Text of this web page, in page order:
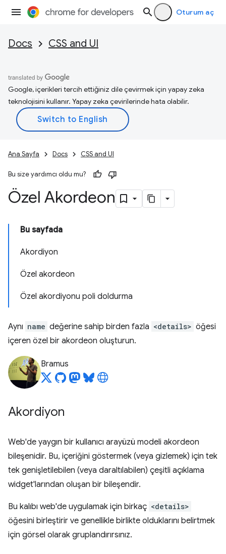
Oturum aç
Docs CSS and UI
Google, içerikleri tercih ettiğiniz dile çevirmek için yapay zeka
teknolojisini kullanır. Yapay zeka çevirilerinde hata olabilir.
Ana Sayfa Docs CSS and UI
Bu size yardımcı oldu mu?
Özel Akordeon
Bu sayfada
Akordiyon
Özel akordeon
Özel akordiyonu poli doldurma
Aynı name değerine sahip birden fazla <details> öğesi
içeren özel bir akordeon oluşturun.
Bramus
Akordiyon
Web'de yaygın bir kullanıcı arayüzü modeli akordeon
bileşenidir. Bu, içeriğini göstermek (veya gizlemek) için tek
tek genişletilebilen (veya daraltılabilen) çeşitli açıklama
widget'larından oluşan bir bileşendir.
Bu kalıbı web'de uygulamak için birkaç <details>
öğesini birleştirir ve genellikle birlikte olduklarını belirtmek
için görsel olarak gruplandırırsınız.